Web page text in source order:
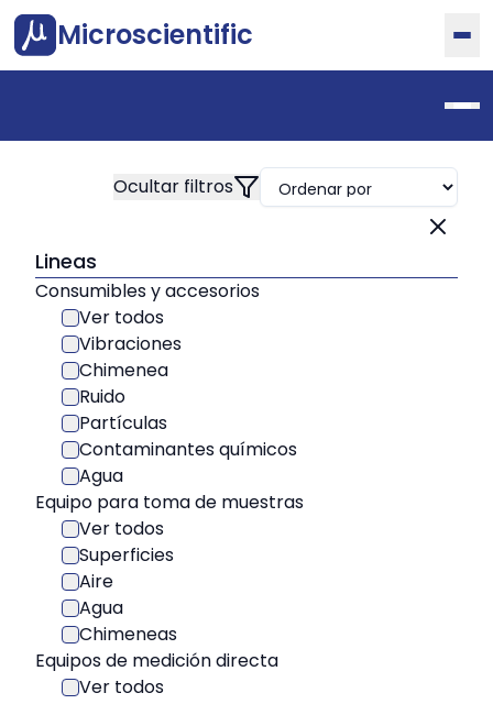
Microscientific
Lineas
Consumibles y accesorios
Ver todos
Vibraciones
Chimenea
Ruido
Partículas
Contaminantes químicos
Agua
Equipo para toma de muestras
Ver todos
Superficies
Aire
Agua
Chimeneas
Equipos de medición directa
Ver todos